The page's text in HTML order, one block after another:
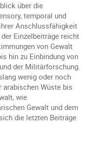
über die
temporal und
Anschlussfähigkeit
Einzelbeiträge reicht
von Gewalt
hin zu Einbindung von
der Militärforschung.
wenig oder noch
arabischen Wüste bis
wie
Gewalt und dem
die letzten Beiträge